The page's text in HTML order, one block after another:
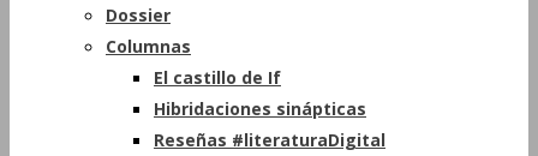
Dossier
Columnas
El castillo de If
Hibridaciones sinápticas
Reseñas #literaturaDigital